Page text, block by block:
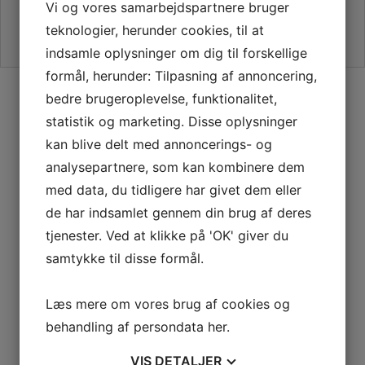
SIKKER HANDEL PÅ SYMASKINETORVET.DK
GRATIS LEVERING VED 399,-
PÅ KUN 1-2 HVERDAGE
100% SIKKER BETALING
ELLERS PENGENE RETUR
Vi og vores samarbejdspartnere bruger
teknologier, herunder cookies, til at
indsamle oplysninger om dig til forskellige
formål, herunder: Tilpasning af annoncering,
bedre brugeroplevelse, funktionalitet,
statistik og marketing. Disse oplysninger
kan blive delt med annoncerings- og
analysepartnere, som kan kombinere dem
med data, du tidligere har givet dem eller
de har indsamlet gennem din brug af deres
tjenester. Ved at klikke på 'OK' giver du
samtykke til disse formål.
Læs mere om vores brug af cookies og
behandling af persondata her.
VIS DETALJER